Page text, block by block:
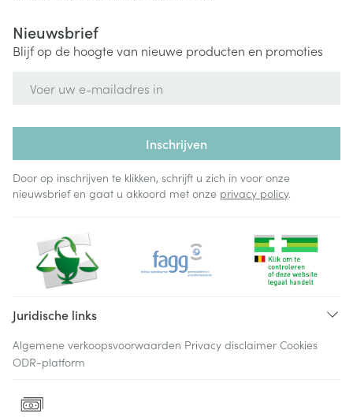
Nieuwsbrief
Blijf op de hoogte van nieuwe producten en promoties
Inschrijven
Door op inschrijven te klikken, schrijft u zich in voor onze
nieuwsbrief en gaat u akkoord met onze privacy policy.
Juridische links
Algemene verkoopsvoorwaarden Privacy disclaimer Cookies
ODR-platform